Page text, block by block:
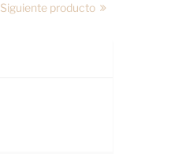
Siguiente producto